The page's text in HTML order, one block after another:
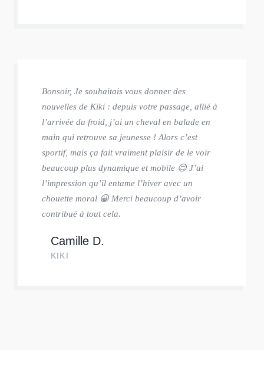
Bonsoir, Je souhaitais vous donner des
nouvelles de Kiki : depuis votre passage, allié à
l’arrivée du froid, j’ai un cheval en balade en
main qui retrouve sa jeunesse ! Alors c’est
sportif, mais ça fait vraiment plaisir de le voir
beaucoup plus dynamique et mobile 😌 J’ai
l’impression qu’il entame l’hiver avec un
chouette moral 😀 Merci beaucoup d’avoir
contribué à tout cela.
Camille D.
KIKI